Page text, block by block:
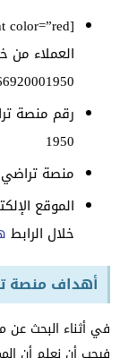
العملاء من
highlight]
رقم منصة
1950
منصة
الموقع
خلال الرابط
أهداف منصة
في أثناء البحث عن